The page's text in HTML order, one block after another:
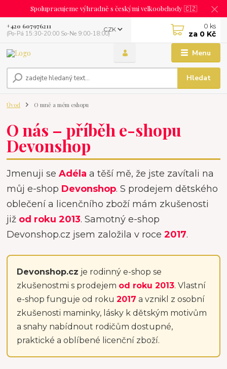
Spolupracujeme výhradně s českými velkoobchody 🇨🇿
Menu
CZK
Hledat
+420 607976211
(Po-Pá 15:30-20:00 So-Ne 9:00-18:00)
0 ks
za 0 Kč
Úvod O mně a mém eshopu
O nás – příběh e-shopu
Devonshop
Jmenuji seAdéla a těší mě, že jste zavítali na
můj e-shop Devonshop. S prodejem dětského
oblečení a licenčního zboží mám zkušenosti
již od roku 2013. Samotný e-shop
Devonshop.cz jsem založila v roce2017.
Devonshop.cz je rodinný e-shop se
zkušenostmi s prodejem od roku 2013. Vlastní
e-shop funguje od roku2017 a vznikl z osobní
zkušenosti maminky, lásky k dětským motivům
a snahy nabídnout rodičům dostupné,
praktické a oblíbené licenční zboží.